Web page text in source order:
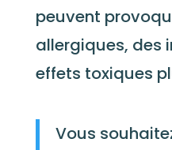
peuvent
allergiques, des
effets toxiques
Vous